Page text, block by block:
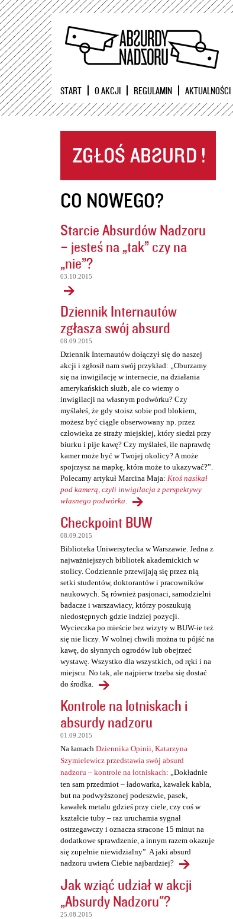
START O AKCJI REGULAMIN AKTUALNOŚCI
CO NOWEGO?
Starcie Absurdów Nadzoru
– jesteś na „tak” czy na
„nie”?
03.10.2015
Dziennik Internautów
zgłasza swój absurd
08.09.2015
Dziennik Internautów dołączył się do naszej
akcji i zgłosił nam swój przykład: „Oburzamy
się na inwigilację w internecie, na działania
amerykańskich służb, ale co wiemy o
inwigilacji na własnym podwórku? Czy
myślałeś, że gdy stoisz sobie pod blokiem,
możesz być ciągle obserwowany np. przez
człowieka ze straży miejskiej, który siedzi przy
biurku i pije kawę? Czy myślałeś, ile naprawdę
kamer może być w Twojej okolicy? A może
spojrzysz na mapkę, która może to ukazywać?”.
Polecamy artykuł Marcina Maja: Ktoś nasikał
pod kamerą, czyli inwigilacja z perspektywy
własnego podwórka.
Checkpoint BUW
08.09.2015
Biblioteka Uniwersytecka w Warszawie. Jedna z
najważniejszych bibliotek akademickich w
stolicy. Codziennie przewijają się przez nią
setki studentów, doktorantów i pracowników
naukowych. Są również pasjonaci, samodzielni
badacze i warszawiacy, którzy poszukują
niedostępnych gdzie indziej pozycji.
Wycieczka po mieście bez wizyty w BUW-ie też
się nie liczy. W wolnej chwili można tu pójść na
kawę, do słynnych ogrodów lub obejrzeć
wystawę. Wszystko dla wszystkich, od ręki i na
miejscu. No tak, ale najpierw trzeba się dostać
do środka.
Kontrole na lotniskach i
absurdy nadzoru
01.09.2015
Na łamach Dziennika Opinii, Katarzyna
Szymielewicz przedstawia swój absurd
nadzoru – kontrole na lotniskach: „Dokładnie
ten sam przedmiot – ładowarka, kawałek kabla,
but na podwyższonej podeszwie, pasek,
kawałek metalu gdzieś przy ciele, czy coś w
kształcie tuby – raz uruchamia sygnał
ostrzegawczy i oznacza stracone 15 minut na
dodatkowe sprawdzenie, a innym razem okazuje
się zupełnie niewidzialny”. A jaki absurd
nadzoru uwiera Ciebie najbardziej?
Jak wziąć udział w akcji
„Absurdy Nadzoru"?
25.08.2015